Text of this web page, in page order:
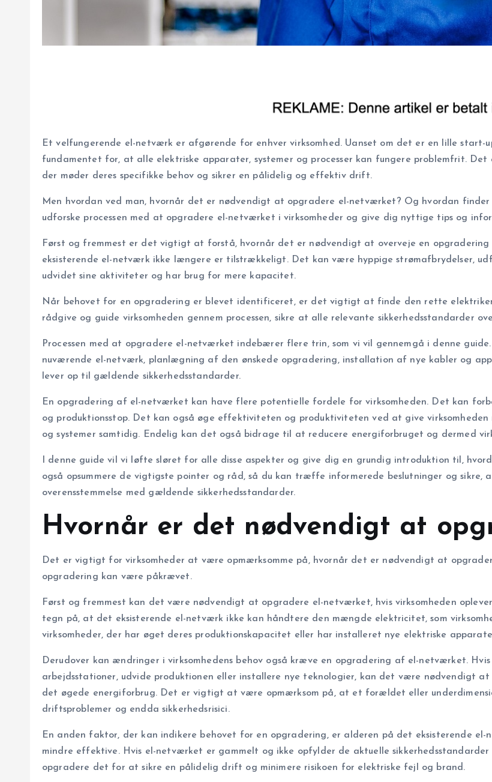
Et velfungerende el-netværk er afgørende for enhver virksomhed. Uanset om det er en lille
fundamentet for, at alle elektriske apparater, systemer og processer kan fungere problemfrit.
der møder deres specifikke behov og sikrer en pålidelig og effektiv drift.
Men hvordan ved man, hvornår det er nødvendigt at opgradere el-netværket? Og hvordan
udforske processen med at opgradere el-netværket i virksomheder og give dig nyttige tips og
Først og fremmest er det vigtigt at forstå, hvornår det er nødvendigt at overveje en
eksisterende el-netværk ikke længere er tilstrækkeligt. Det kan være hyppige strømafbrydelser,
udvidet sine aktiviteter og har brug for mere kapacitet.
Når behovet for en opgradering er blevet identificeret, er det vigtigt at finde den rette
rådgive og guide virksomheden gennem processen, sikre at alle relevante sikkerhedsstandarder
Processen med at opgradere el-netværket indebærer flere trin, som vi vil gennemgå i denne
nuværende el-netværk, planlægning af den ønskede opgradering, installation af nye kabler og
lever op til gældende sikkerhedsstandarder.
En opgradering af el-netværket kan have flere potentielle fordele for virksomheden. Det kan
og produktionsstop. Det kan også øge effektiviteten og produktiviteten ved at give
og systemer samtidig. Endelig kan det også bidrage til at reducere energiforbruget og dermed
I denne guide vil vi løfte sløret for alle disse aspekter og give dig en grundig introduktion til,
også opsummere de vigtigste pointer og råd, så du kan træffe informerede beslutninger og
overensstemmelse med gældende sikkerhedsstandarder.
Hvornår er det nødvendigt at
Det er vigtigt for virksomheder at være opmærksomme på, hvornår det er nødvendigt at
opgradering kan være påkrævet.
Først og fremmest kan det være nødvendigt at opgradere el-netværket, hvis virksomheden
tegn på, at det eksisterende el-netværk ikke kan håndtere den mængde elektricitet, som
virksomheder, der har øget deres produktionskapacitet eller har installeret nye elektriske
Derudover kan ændringer i virksomhedens behov også kræve en opgradering af el-netværket.
arbejdsstationer, udvide produktionen eller installere nye teknologier, kan det være nødvendigt
det øgede energiforbrug. Det er vigtigt at være opmærksom på, at et forældet eller
driftsproblemer og endda sikkerhedsrisici.
En anden faktor, der kan indikere behovet for en opgradering, er alderen på det eksisterende
mindre effektive. Hvis el-netværket er gammelt og ikke opfylder de aktuelle
opgradere det for at sikre en pålidelig drift og minimere risikoen for elektriske fejl og brand.